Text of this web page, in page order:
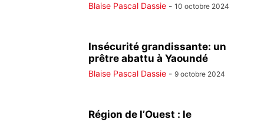
Blaise Pascal Dassie - 10 octobre 2024
Insécurité grandissante: un
prêtre abattu à Yaoundé
Blaise Pascal Dassie - 9 octobre 2024
Région de l’Ouest : le